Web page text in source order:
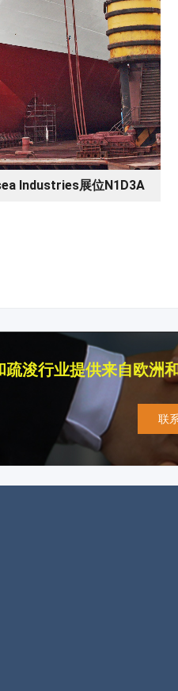
Industries展位N1D3A
浚行业提供来自欧洲
联